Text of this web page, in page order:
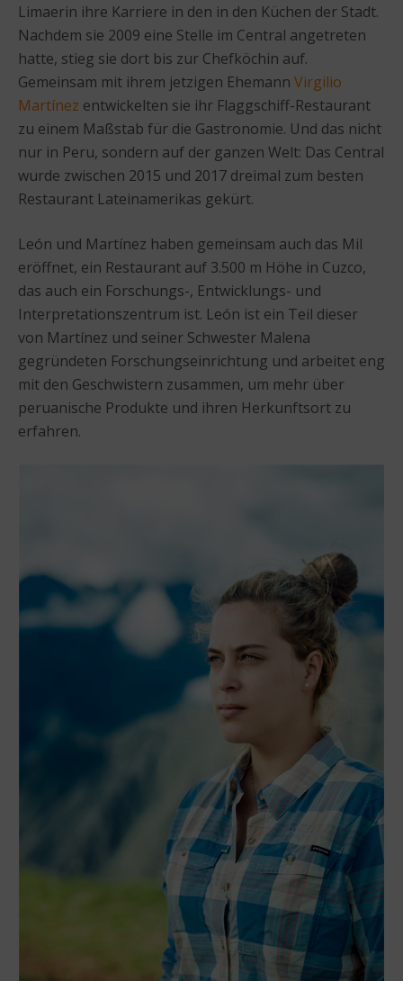
Limaerin ihre Karriere in den in den Küchen der Stadt.
Nachdem sie 2009 eine Stelle im Central angetreten
hatte, stieg sie dort bis zur Chefköchin auf.
Gemeinsam mit ihrem jetzigen Ehemann Virgilio
Martínez entwickelten sie ihr Flaggschiff-Restaurant
zu einem Maßstab für die Gastronomie. Und das nicht
nur in Peru, sondern auf der ganzen Welt: Das Central
wurde zwischen 2015 und 2017 dreimal zum besten
Restaurant Lateinamerikas gekürt.
León und Martínez haben gemeinsam auch das Mil
eröffnet, ein Restaurant auf 3.500 m Höhe in Cuzco,
das auch ein Forschungs-, Entwicklungs- und
Interpretationszentrum ist. León ist ein Teil dieser
von Martínez und seiner Schwester Malena
gegründeten Forschungseinrichtung und arbeitet eng
mit den Geschwistern zusammen, um mehr über
peruanische Produkte und ihren Herkunftsort zu
erfahren.